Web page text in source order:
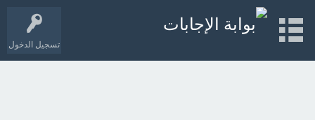
تسجيل الدخول